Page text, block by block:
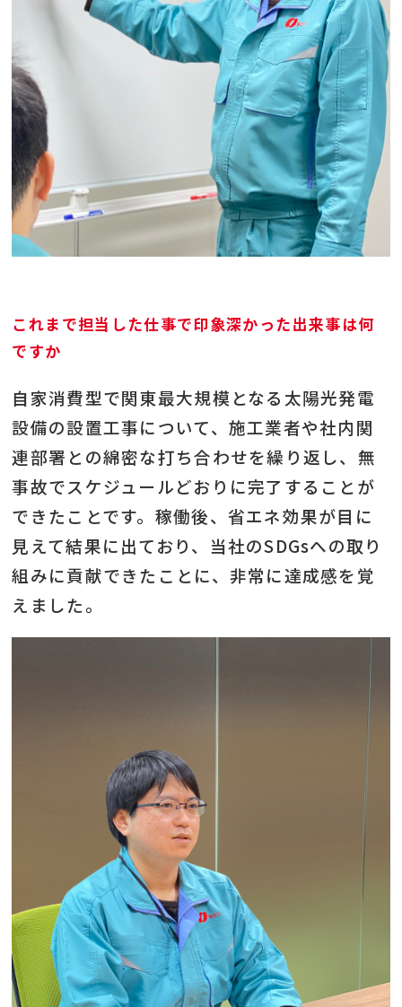
これまで担当した仕事で印象深かった出来事は何
ですか
自家消費型で関東最大規模となる太陽光発電
設備の設置工事について、施工業者や社内関
連部署との綿密な打ち合わせを繰り返し、無
事故でスケジュールどおりに完了することが
できたことです。稼働後、省エネ効果が目に
見えて結果に出ており、当社のSDGsへの取り
組みに貢献できたことに、非常に達成感を覚
えました。